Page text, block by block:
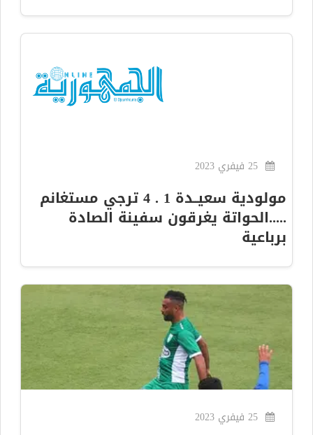
مولودية سعيــدة 1 . 4 ترجي مستغانم
.....الحواتة يغرقون سفينة الصادة
برباعية